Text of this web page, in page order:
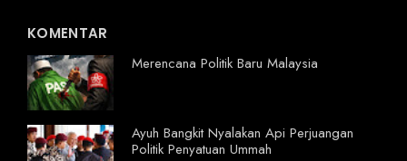
KOMENTAR
Merencana Politik Baru Malaysia
Ayuh Bangkit Nyalakan Api Perjuangan
Politik Penyatuan Ummah